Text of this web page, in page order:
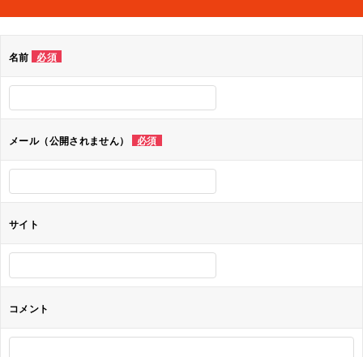
ビ
シ
ョ
ン
名前 必須
メール（公開されません） 必須
サイト
コメント